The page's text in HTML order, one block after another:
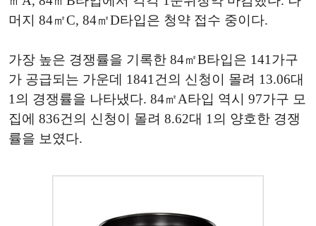
머지 84㎡C, 84㎡D타입은 청약 접수 중이다.
가장 높은 경쟁률을 기록한 84㎡B타입은 141가구
가 공급되는 가운데 1841건의 신청이 몰려 13.06대
1의 경쟁률을 나타냈다. 84㎡A타입 역시 97가구 모
집에 836건의 신청이 몰려 8.62대 1의 양호한 경쟁
률을 보였다.